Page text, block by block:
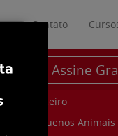
Contato
Assine
Parceiro
Pequenos Animais